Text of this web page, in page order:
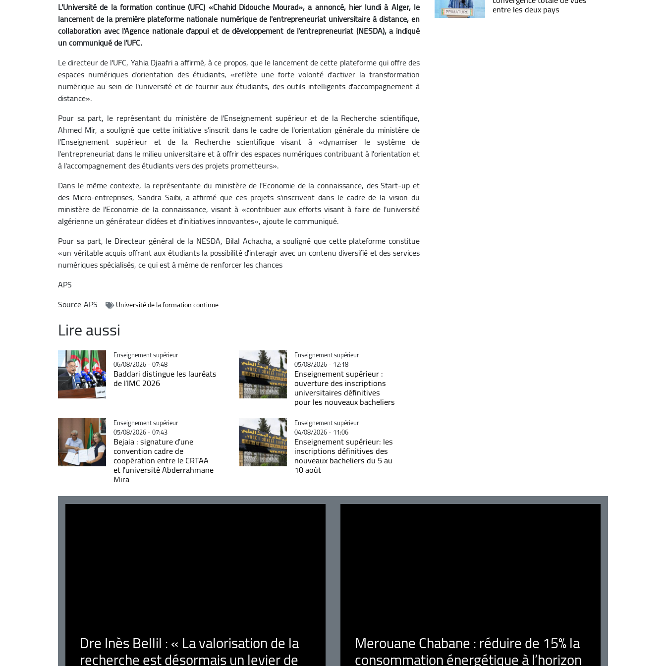
L'Université de la formation continue (UFC) «Chahid Didouche Mourad», a annoncé, hier lundi à Alger, le
lancement de la première plateforme nationale numérique de l'entrepreneuriat universitaire à distance, en
collaboration avec l'Agence nationale d'appui et de développement de l'entrepreneuriat (NESDA), a indiqué
un communiqué de l'UFC.
Le directeur de l'UFC, Yahia Djaafri a affirmé, à ce propos, que le lancement de cette plateforme qui offre des
espaces numériques d'orientation des étudiants, «reflète une forte volonté d'activer la transformation
numérique au sein de l'université et de fournir aux étudiants, des outils intelligents d'accompagnement à
distance».
Pour sa part, le représentant du ministère de l'Enseignement supérieur et de la Recherche scientifique,
Ahmed Mir, a souligné que cette initiative s'inscrit dans le cadre de l'orientation générale du ministère de
l'Enseignement supérieur et de la Recherche scientifique visant à «dynamiser le système de
l'entrepreneuriat dans le milieu universitaire et à offrir des espaces numériques contribuant à l'orientation et
à l'accompagnement des étudiants vers des projets prometteurs».
Dans le même contexte, la représentante du ministère de l'Economie de la connaissance, des Start-up et
des Micro-entreprises, Sandra Saibi, a affirmé que ces projets s'inscrivent dans le cadre de la vision du
ministère de l'Economie de la connaissance, visant à «contribuer aux efforts visant à faire de l'université
algérienne un générateur d'idées et d'initiatives innovantes», ajoute le communiqué.
Pour sa part, le Directeur général de la NESDA, Bilal Achacha, a souligné que cette plateforme constitue
«un véritable acquis offrant aux étudiants la possibilité d'interagir avec un contenu diversifié et des services
numériques spécialisés, ce qui est à même de renforcer les chances
APS
SourceAPS Université de la formation continue
Lire aussi
Catégorie
Enseignement supérieur
06/08/2026 - 07:48
Baddari distingue les lauréats
de l'IMC 2026
Catégorie
Enseignement supérieur
05/08/2026 - 12:18
Enseignement supérieur :
ouverture des inscriptions
universitaires définitives
pour les nouveaux bacheliers
Catégorie
Enseignement supérieur
05/08/2026 - 07:43
Bejaia : signature d'une
convention cadre de
coopération entre le CRTAA
et l'université Abderrahmane
Mira
Catégorie
Enseignement supérieur
04/08/2026 - 11:06
Enseignement supérieur: les
inscriptions définitives des
nouveaux bacheliers du 5 au
10 août
entre les deux pays
Dre Inès Bellil : « La valorisation de la
recherche est désormais un levier de
Merouane Chabane : réduire de 15% la
consommation énergétique à l’horizon